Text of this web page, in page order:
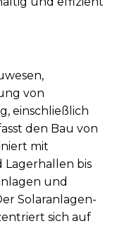
von
einschließlich
den Bau von
mit
Lagerhallen bis
und
Solaranlagen-
sich auf